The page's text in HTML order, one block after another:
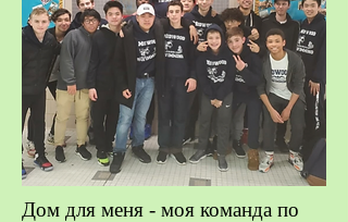
Дом для меня - моя команда по